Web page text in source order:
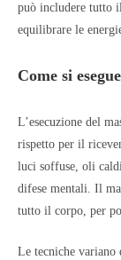
può includere tutto
equilibrare le
Come si
L’esecuzione del
rispetto per il
luci soffuse, oli
difese mentali. Il
tutto il corpo, per
Le tecniche variano